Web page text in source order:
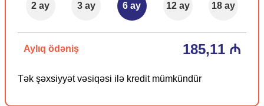
2 ay 3 ay 6 ay 12 ay 18 ay
Aylıq ödəniş 185,11 ₼
Tək şəxsiyyət vəsiqəsi ilə kredit mümkündür